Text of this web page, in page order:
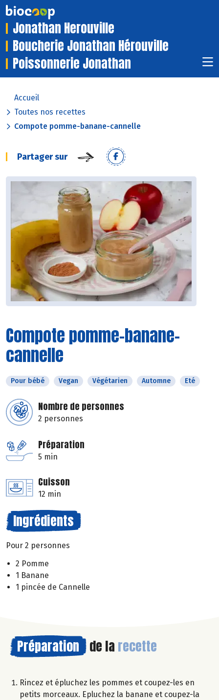
Jonathan Herouville
Boucherie Jonathan Hérouville
Poissonnerie Jonathan
Accueil
Toutes nos recettes
Compote pomme-banane-cannelle
Partager sur
Compote pomme-banane-
cannelle
Pour bébé Vegan Végétarien Automne Eté
Nombre de personnes
2 personnes
Préparation
5 min
Cuisson
12 min
Ingrédients
Pour 2 personnes
2 Pomme
1 Banane
1 pincée de Cannelle
Préparation de la recette
Rincez et épluchez les pommes et coupez-les en
petits morceaux. Epluchez la banane et coupez-la